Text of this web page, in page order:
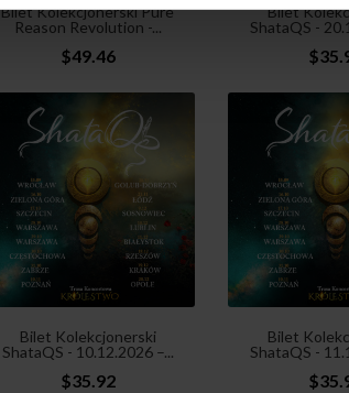
Bilet Kolekcjonerski Pure
Reason Revolution -...
$49.46
Bilet
ShataQS -
Bilet Kolekcjonerski
ShataQS - 10.12.2026 –...
$35.92
Bilet
ShataQS -